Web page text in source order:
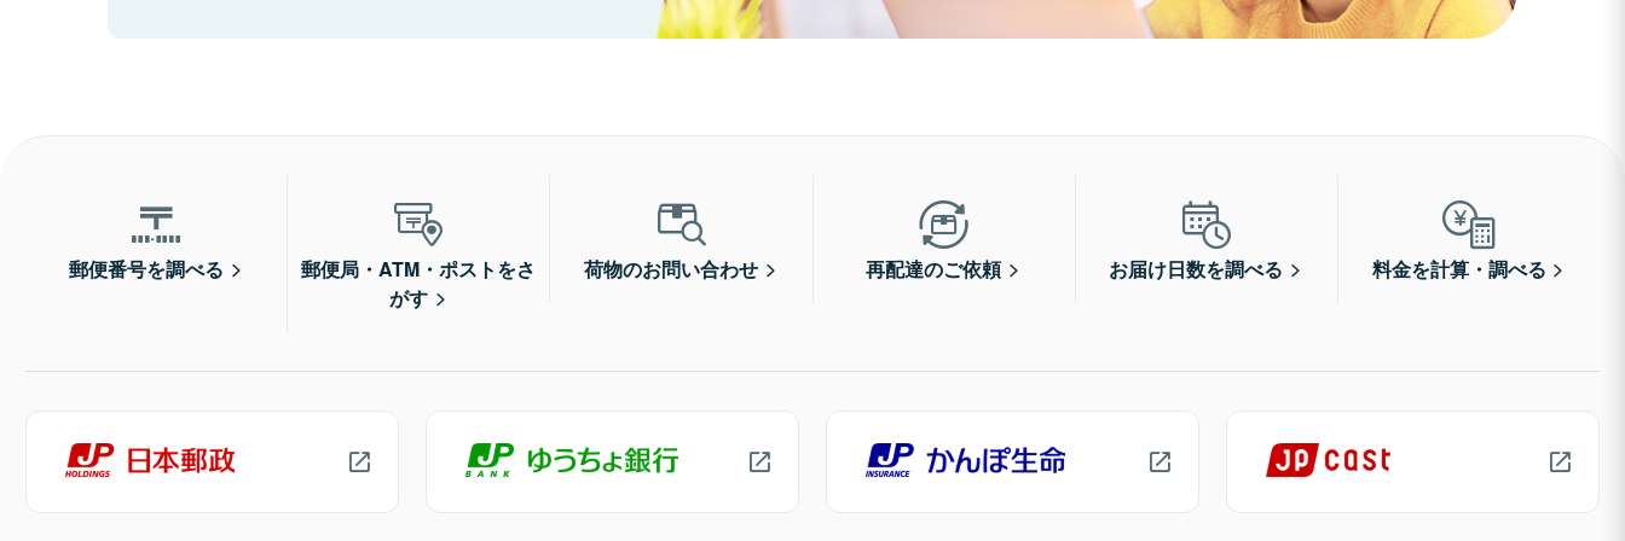
郵便番号を調べる
郵便局・ATM・ポストをさ
がす
荷物のお問い合わせ 再配達のご依頼 お届け日数を調べる 料金を計算・調べる